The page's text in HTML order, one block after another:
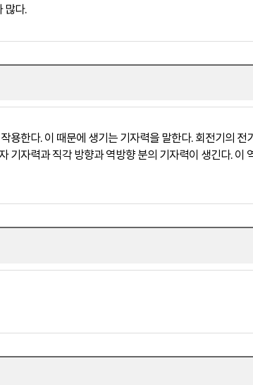
많다.
용한다. 이 때문에 생기는 기자력을 말한다. 회전기의 전
자력과 직각 방향과 역방향 분의 기자력이 생긴다. 이